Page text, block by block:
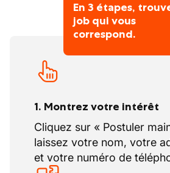
En 3 étapes,
job qui vous
correspond.
1. Montrez votre intérêt
Cliquez sur « Postuler
laissez votre nom, votre
et votre numéro de